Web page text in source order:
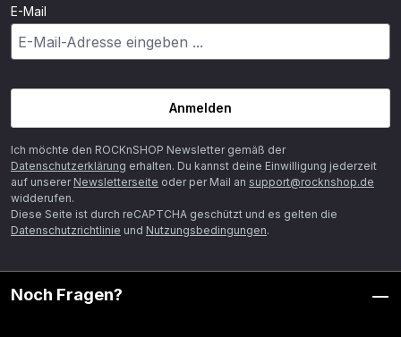
E-Mail
Anmelden
Ich möchte den ROCKnSHOP Newsletter gemäß der
Datenschutzerklärung erhalten. Du kannst deine Einwilligung jederzeit
auf unserer Newsletterseite oder per Mail an support@rocknshop.de
widderufen.
Diese Seite ist durch reCAPTCHA geschützt und es gelten die
Datenschutzrichtlinie und Nutzungsbedingungen.
Noch Fragen?